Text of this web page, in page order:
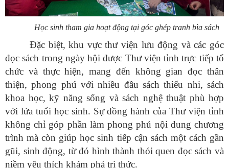
Học sinh tham gia hoạt động tại góc ghép tranh bìa sách
Đặc biệt, khu vực thư viện lưu động và các góc
đọc sách trong ngày hội được Thư viện tỉnh trực tiếp tổ
chức và thực hiện, mang đến không gian đọc thân
thiện, phong phú với nhiều đầu sách thiếu nhi, sách
khoa học, kỹ năng sống và sách nghệ thuật phù hợp
với lứa tuổi học sinh. Sự đồng hành của Thư viện tỉnh
không chỉ góp phần làm phong phú nội dung chương
trình mà còn giúp học sinh tiếp cận sách một cách gần
gũi, sinh động, từ đó hình thành thói quen đọc sách và
niềm yêu thích khám phá tri thức.